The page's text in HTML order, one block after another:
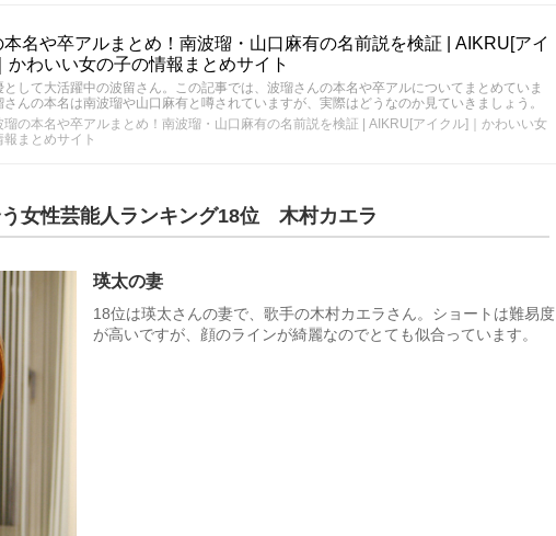
本名や卒アルまとめ！南波瑠・山口麻有の名前説を検証 | AIKRU[アイ
かわいい女の子の情報まとめサイト
として大活躍中の波留さん。この記事では、波瑠さんの本名や卒アルについてまとめていま
さんの本名は南波瑠や山口麻有と噂されていますが、実際はどうなのか見ていきましょう。
瑠の本名や卒アルまとめ！南波瑠・山口麻有の名前説を検証 | AIKRU[アイクル]｜かわいい女
まとめサイト
女性芸能人ランキング18位 木村カエラ
瑛太の妻
18位は瑛太さんの妻で、歌手の木村カエラさん。ショートは難易度
が高いですが、顔のラインが綺麗なのでとても似合っています。